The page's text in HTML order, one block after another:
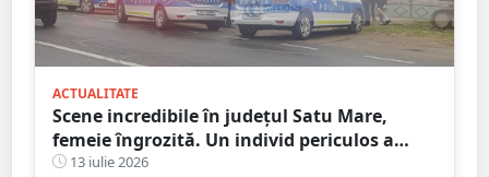
ACTUALITATE
Scene incredibile în județul Satu Mare,
femeie îngrozită. Un individ periculos a
făcut praf Codul Penal
13 iulie 2026